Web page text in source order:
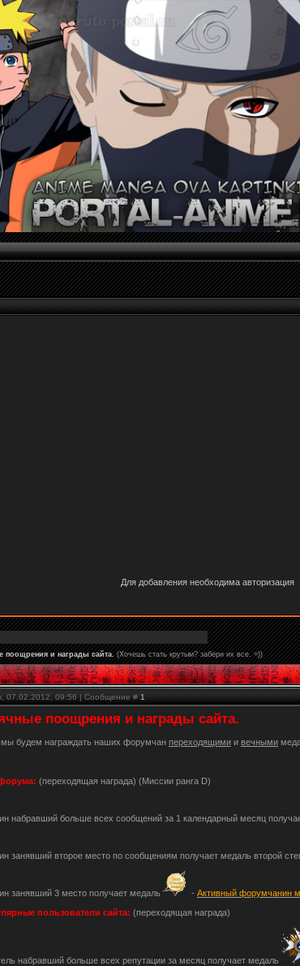
Для добавления необходима авторизация
поощрения и награды сайта. (Хочешь стать крутым? забери их все. =))
07.02.2012, 09:56 | Сообщение # 1
поощрения и награды сайта.
мы будем награждать наших форумчан переходящими и вечными
(переходящая награда) (Миссии ранга D)
набравший больше всех сообщений за 1 календарный месяц
занявший второе место по сообщениям получает медаль второй
занявший 3 место получает медаль - Активный форумчанин
пользователи сайта: (переходящая награда)
набравший больше всех репутации за месяц получает медаль